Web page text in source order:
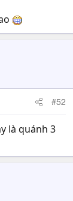
#52
là quánh 3